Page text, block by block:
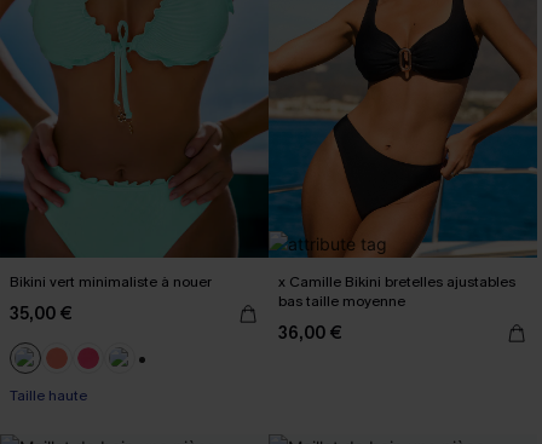
Bikini vert minimaliste à nouer
35,00 €
Taille haute
x Camille Bikini bretelles ajustables
bas taille moyenne
36,00 €